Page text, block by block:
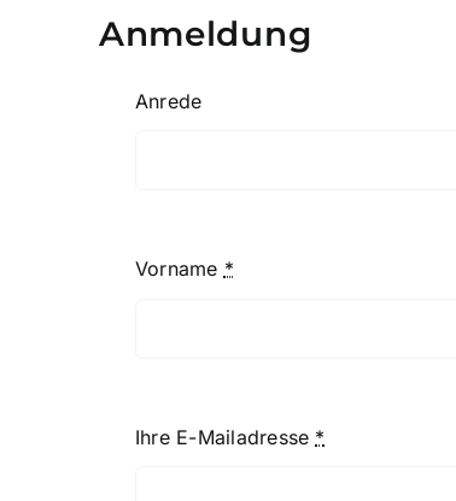
Anmeldung
Anrede
Vorname *
Ihre E-Mailadresse *